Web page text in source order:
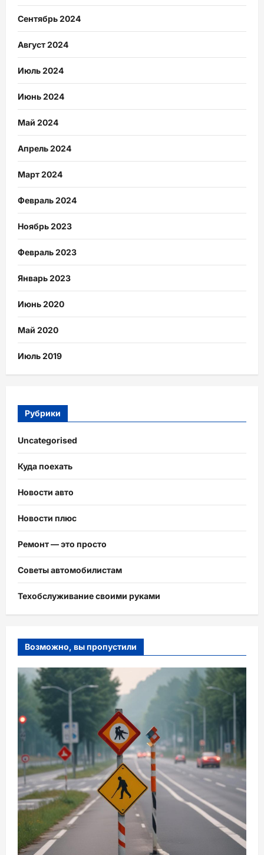
Сентябрь 2024
Август 2024
Июль 2024
Июнь 2024
Май 2024
Апрель 2024
Март 2024
Февраль 2024
Ноябрь 2023
Февраль 2023
Январь 2023
Июнь 2020
Май 2020
Июль 2019
Рубрики
Uncategorised
Куда поехать
Новости авто
Новости плюс
Ремонт — это просто
Советы автомобилистам
Техобслуживание своими руками
Возможно, вы пропустили